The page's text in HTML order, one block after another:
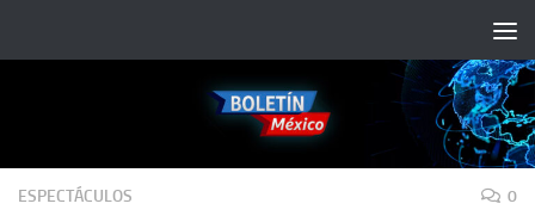
ESPECTÁCULOS 0